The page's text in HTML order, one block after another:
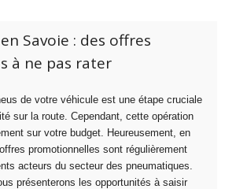
Savoie : des offres
à ne pas rater
de votre véhicule est une étape cruciale
sur la route. Cependant, cette opération
sur votre budget. Heureusement, en
promotionnelles sont régulièrement
acteurs du secteur des pneumatiques.
présenterons les opportunités à saisir